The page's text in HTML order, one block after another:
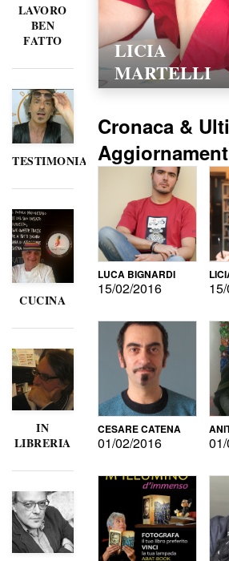
LAVORO
BEN
FATTO
TESTIMONIANZE
CUCINA
IN
LIBRERIA
LICIA
MARTELLI
Cronaca &
LUCA BIGNARDI
15/02/2016
CESARE CATENA
01/02/2016